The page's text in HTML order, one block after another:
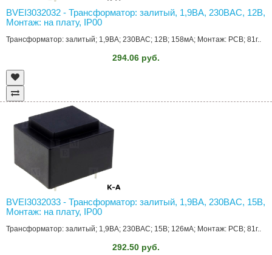
BVEI3032032 - Трансформатор: залитый, 1,9ВА, 230ВAC, 12В,
Монтаж: на плату, IP00
Трансформатор: залитый; 1,9ВА; 230ВAC; 12В; 158мА; Монтаж: PCB; 81г..
294.06 руб.
BVEI3032033 - Трансформатор: залитый, 1,9ВА, 230ВAC, 15В,
Монтаж: на плату, IP00
Трансформатор: залитый; 1,9ВА; 230ВAC; 15В; 126мА; Монтаж: PCB; 81г..
292.50 руб.